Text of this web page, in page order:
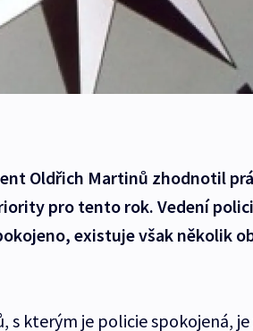
Oldřich Martinů zhodnotil
pro tento rok. Vedení
existuje však několik
s kterým je policie spokojená,